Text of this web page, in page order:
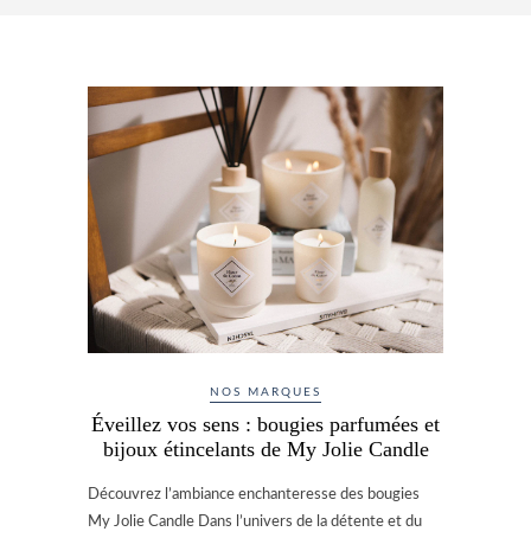
NOS MARQUES
Éveillez vos sens : bougies parfumées et
bijoux étincelants de My Jolie Candle
Découvrez l’ambiance enchanteresse des bougies
My Jolie Candle Dans l’univers de la détente et du